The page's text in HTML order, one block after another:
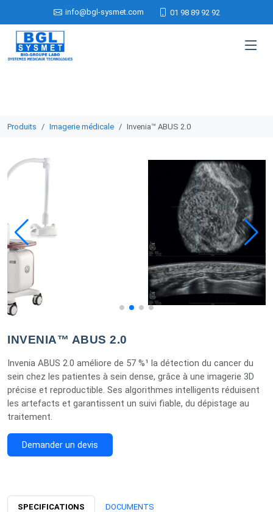
info@bgl-sysmet.com 01 98 89 92 92
Produits Imagerie médicale Invenia™ ABUS 2.0
INVENIA™ ABUS 2.0
Invenia ABUS 2.0 améliore de 57 %¹ la détection du cancer du
sein chez les patientes à sein dense, grâce à une imagerie 3D
précise et reproductible. Ses algorithmes intelligents réduisent
les artefacts et garantissent un suivi fiable, du dépistage au
traitement.
Demander un devis
SPECIFICATIONS DOCUMENTS